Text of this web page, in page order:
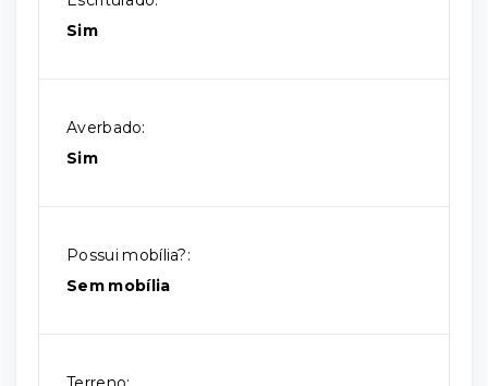
Sim
Averbado:
Sim
Possui mobília?:
Sem mobília